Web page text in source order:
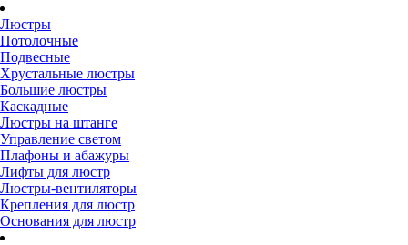
Люстры
Потолочные
Подвесные
Хрустальные люстры
Большие люстры
Каскадные
Люстры на штанге
Управление светом
Плафоны и абажуры
Лифты для люстр
Люстры-вентиляторы
Крепления для люстр
Основания для люстр